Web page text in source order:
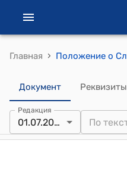
Главная ›
Документ Реквизиты
Редакция
01.07.2026